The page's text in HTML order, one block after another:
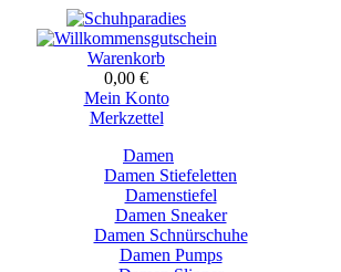
Warenkorb
0,00 €
Mein Konto
Merkzettel
Damen
Damen Stiefeletten
Damenstiefel
Damen Sneaker
Damen Schnürschuhe
Damen Pumps